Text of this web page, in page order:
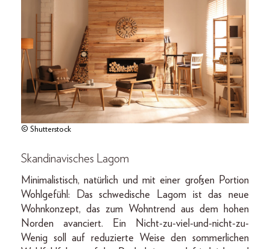
© Shutterstock
Skandinavisches Lagom
Minimalistisch, natürlich und mit einer großen Portion
Wohlgefühl: Das schwedische Lagom ist das neue
Wohnkonzept, das zum Wohntrend aus dem ­hohen
Norden avanciert. Ein Nicht-zu-viel-­und-nicht-zu-
Wenig soll auf reduzierte Weise den sommerlichen